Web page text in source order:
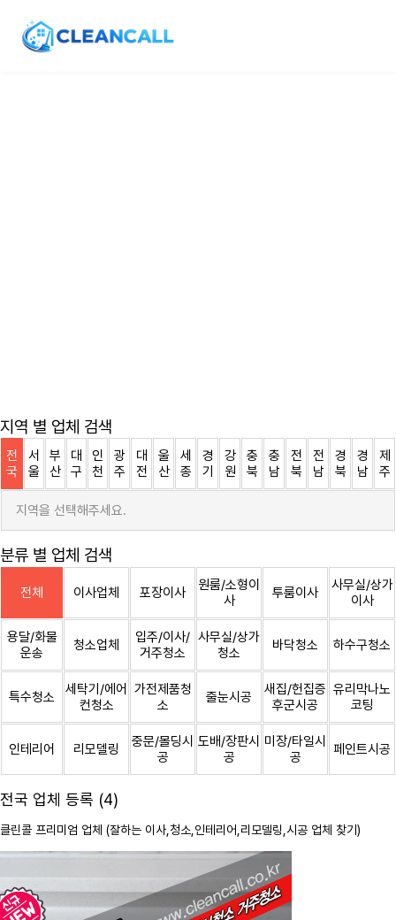
지역 별 업체 검색
전
국
서
울
부
산
대
구
인
천
광
주
대
전
울
산
세
종
경
기
강
원
충
북
충
남
전
북
전
남
경
북
경
남
제
주
지역을 선택해주세요.
분류 별 업체 검색
전체 이사업체 포장이사
원룸/소형이
사
투룸이사
사무실/상가
이사
용달/화물
운송
청소업체
입주/이사/
거주청소
사무실/상가
청소
바닥청소 하수구청소
특수청소
세탁기/에어
컨청소
가전제품청
소
줄눈시공
새집/헌집증
후군시공
유리막나노
코팅
인테리어 리모델링
중문/몰딩시
공
도배/장판시
공
미장/타일시
공
페인트시공
전국 업체 등록 (4)
클린콜 프리미엄 업체 (잘하는 이사, 청소 ,인테리어,리모델링,시공 업체 찾기)